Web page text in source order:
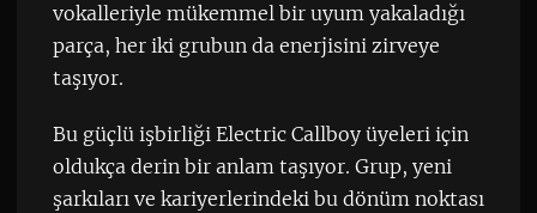
vokalleriyle mükemmel bir uyum yakaladığı
parça, her iki grubun da enerjisini zirveye
taşıyor.
Bu güçlü işbirliği Electric Callboy üyeleri için
oldukça derin bir anlam taşıyor. Grup, yeni
şarkıları ve kariyerlerindeki bu dönüm noktası